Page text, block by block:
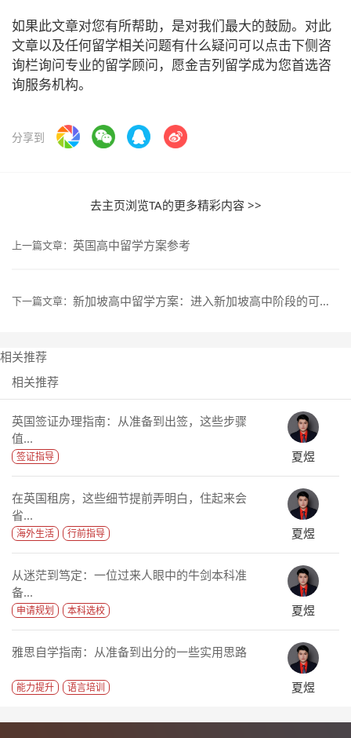
如果此文章对您有所帮助，是对我们最大的鼓励。对此
文章以及任何留学相关问题有什么疑问可以点击下侧咨
询栏询问专业的留学顾问，愿金吉列留学成为您首选咨
询服务机构。
分享到
去主页浏览TA的更多精彩内容 >>
上一篇文章： 英国高中留学方案参考
下一篇文章： 新加坡高中留学方案：进入新加坡高中阶段的可行途径与准备建议
相关推荐
相关推荐
英国签证办理指南：从准备到出签，这些步骤
值...
签证指导 夏煜
在英国租房，这些细节提前弄明白，住起来会
省...
海外生活 行前指导 夏煜
从迷茫到笃定：一位过来人眼中的牛剑本科准
备...
申请规划 本科选校 夏煜
雅思自学指南：从准备到出分的一些实用思路
能力提升 语言培训 夏煜